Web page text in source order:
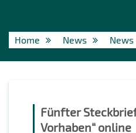
Home News News
Fünfter
Vorhaben“ online